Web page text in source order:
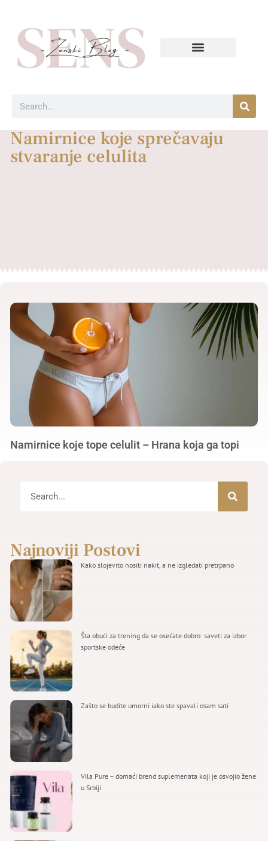
Namirnice koje sprečavaju
stvaranje celulita
Namirnice koje tope celulit – Hrana koja ga topi
Najnoviji Postovi
Kako slojevito nositi nakit, a ne izgledati pretrpano
Šta obući za trening da se osećate dobro: saveti za izbor
sportske odeće
Zašto se budite umorni iako ste spavali osam sati
Vila Pure – domaći brend suplemenata koji je osvojio žene
u Srbiji